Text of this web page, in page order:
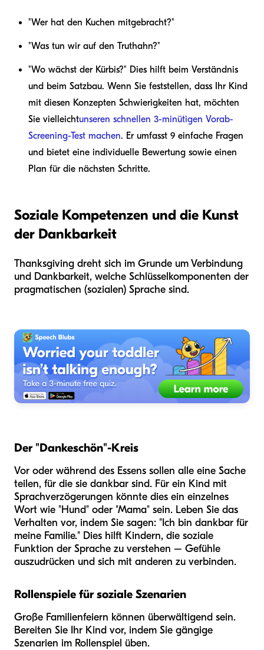
"Wer hat den Kuchen mitgebracht?"
"Was tun wir auf den Truthahn?"
"Wo wächst der Kürbis?" Dies hilft beim Verständnis
und beim Satzbau. Wenn Sie feststellen, dass Ihr Kind
mit diesen Konzepten Schwierigkeiten hat, möchten
Sie vielleichtunseren schnellen 3-minütigen Vorab-
Screening-Test machen. Er umfasst 9 einfache Fragen
und bietet eine individuelle Bewertung sowie einen
Plan für die nächsten Schritte.
Soziale Kompetenzen und die Kunst
der Dankbarkeit
Thanksgiving dreht sich im Grunde um Verbindung
und Dankbarkeit, welche Schlüsselkomponenten der
pragmatischen (sozialen) Sprache sind.
Der "Dankeschön"-Kreis
Vor oder während des Essens sollen alle eine Sache
teilen, für die sie dankbar sind. Für ein Kind mit
Sprachverzögerungen könnte dies ein einzelnes
Wort wie "Hund" oder "Mama" sein. Leben Sie das
Verhalten vor, indem Sie sagen: "Ich bin dankbar für
meine Familie." Dies hilft Kindern, die soziale
Funktion der Sprache zu verstehen – Gefühle
auszudrücken und sich mit anderen zu verbinden.
Rollenspiele für soziale Szenarien
Große Familienfeiern können überwältigend sein.
Bereiten Sie Ihr Kind vor, indem Sie gängige
Szenarien im Rollenspiel üben.